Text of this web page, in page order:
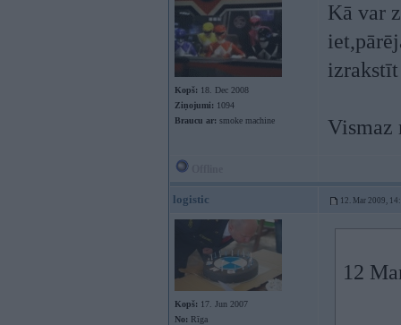
Kopš: 18. Dec 2008
Ziņojumi: 1094
Braucu ar: smoke machine
Kā var
Vismaz
logistic 12. Mar 2009,
Kopš: 17. Jun 2007
No: Rīga
12